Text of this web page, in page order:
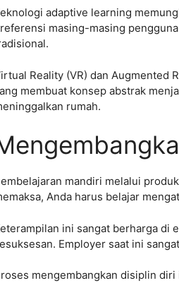
adaptive learning
masing-masing
Reality (VR) dan Augmented
membuat konsep abstrak
rumah.
mandiri melalui
Anda harus belajar
ini sangat berharga di
Employer saat ini
mengembangkan disiplin